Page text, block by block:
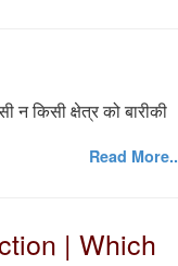
न किसी क्षेत्र को बारीकी
Read More..
| Which